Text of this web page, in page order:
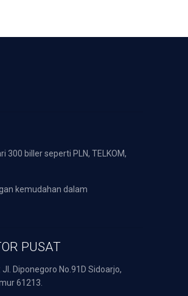
biller seperti PLN, TELKOM,
kemudahan dalam
PUSAT
Diponegoro No.91D Sidoarjo,
61213.